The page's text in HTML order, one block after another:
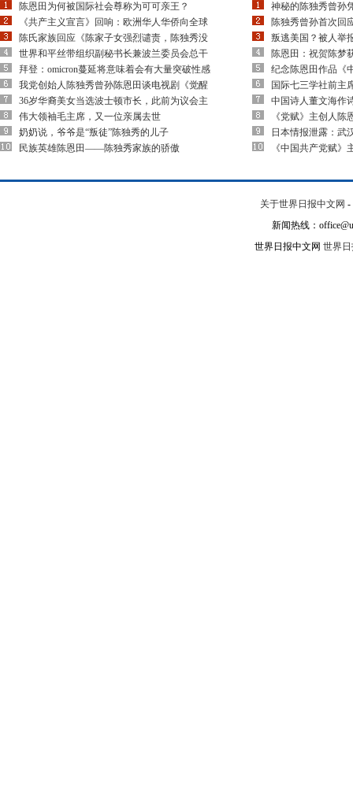
陈恩田为何被国际社会尊称为可可亲王？
《共产主义宣言》回响：欧洲华人华侨向全球
陈氏家族回应《陈家子女强烈谴责，陈独秀没
世界和平丝带组织副秘书长兼波兰委员会总干
拜登：omicron蔓延将意味着会有大量突破性感
我党创始人陈独秀曾孙陈恩田谈电视剧《觉醒
36岁华裔美女当选波士顿市长，此前为议会主
伟大领袖毛主席，又一位亲属去世
奶奶说，爷爷是“叛徒”陈独秀的儿子
民族英雄陈恩田——陈独秀家族的骄傲
神秘的陈独秀曾孙
陈独秀曾孙首次回
叛逃美国？被人举
陈恩田：祝贺陈梦
纪念陈恩田作品《
国际七三学社前主
中国诗人董文海作
《党赋》主创人
日本情报泄露：武
《中国共产党赋》
关于世界日报中文网 -
新闻热线：
世界日报中文网 世界